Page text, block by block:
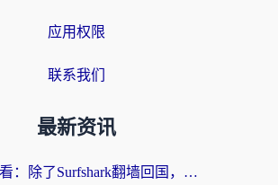
应用权限
联系我们
最新资讯
海外党必看：除了Surfshark翻墙回国，这些加速器选择技巧你真的懂吗？